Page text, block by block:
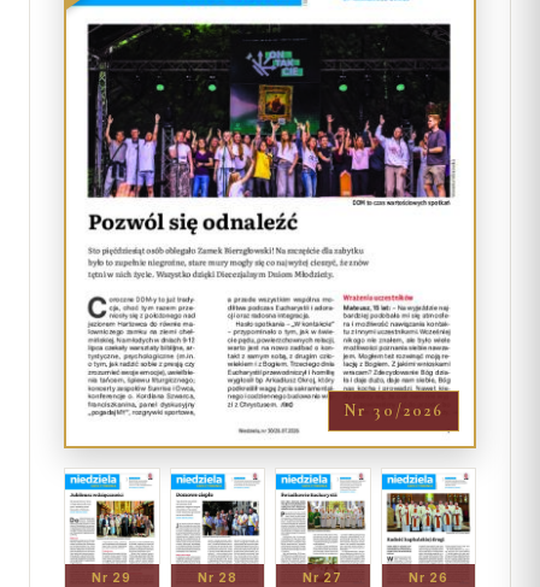
Nr 30/2026
Nr 29 Nr 28 Nr 27 Nr 26